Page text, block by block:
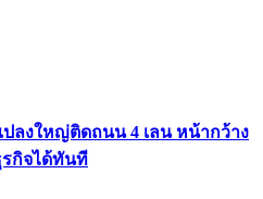
ลงใหญ่ติดถนน 4 เลน หน้ากว้าง
รกิจได้ทันที